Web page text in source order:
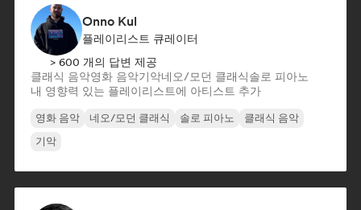
Onno Kul
플레이리스트 큐레이터
> 600 개의 답변 제공
클래식 음악영화 음악기악네오/모던 클래식솔로 피아노
내 영향력 있는 플레이리스트에 아티스트 추가
영화 음악 네오/모던 클래식 솔로 피아노
클래식 음악
기악